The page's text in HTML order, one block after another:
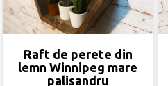
Raft de perete din
lemn Winnipeg mare
palisandru